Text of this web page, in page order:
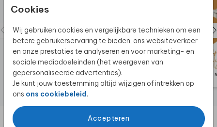
Cookies
Wij gebruiken cookies en vergelijkbare technieken om een
betere gebruikerservaring te bieden, ons websiteverkeer
en onze prestaties te analyseren en voor marketing- en
sociale mediadoeleinden (het weergeven van
gepersonaliseerde advertenties).
Je kunt jouw toestemming altijd wijzigen of intrekken op
ons ons cookiebeleid.
Accepteren